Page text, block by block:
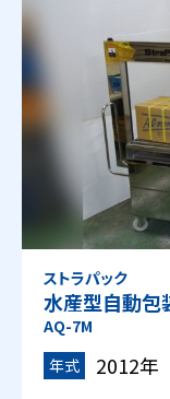
ストラパック
水産型自動包
AQ-7M
年式
2012年